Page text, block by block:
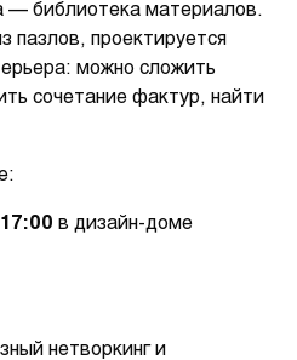
— библиотека материалов.
пазлов, проектируется
можно сложить
сочетание фактур, найти
в дизайн-доме
нетворкинг и